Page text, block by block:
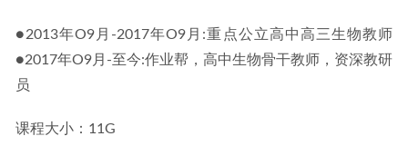
●2013年O9月-2017年O9月:重点公立高中高三生物教师
●2017年O9月-至今:作业帮，高中生物骨干教师，资深教研
员
课程大小：11G